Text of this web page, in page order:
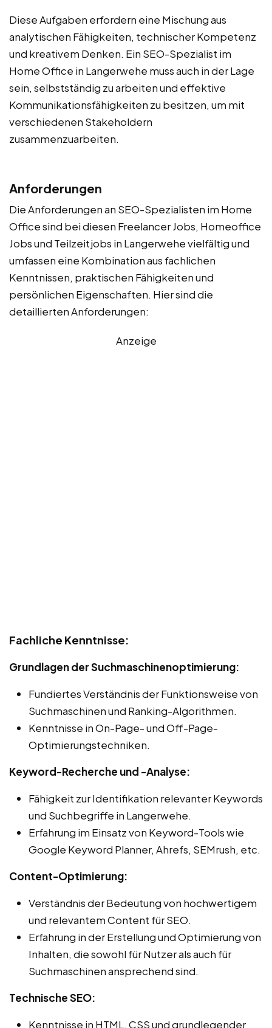
Diese Aufgaben erfordern eine Mischung aus
analytischen Fähigkeiten, technischer Kompetenz
und kreativem Denken. Ein SEO-Spezialist im
Home Office in Langerwehe muss auch in der Lage
sein, selbstständig zu arbeiten und effektive
Kommunikationsfähigkeiten zu besitzen, um mit
verschiedenen Stakeholdern
zusammenzuarbeiten.
Anforderungen
Die Anforderungen an SEO-Spezialisten im Home
Office sind bei diesen Freelancer Jobs, Homeoffice
Jobs und Teilzeitjobs in Langerwehe vielfältig und
umfassen eine Kombination aus fachlichen
Kenntnissen, praktischen Fähigkeiten und
persönlichen Eigenschaften. Hier sind die
detaillierten Anforderungen:
Anzeige
Fachliche Kenntnisse:
Grundlagen der Suchmaschinenoptimierung:
Fundiertes Verständnis der Funktionsweise von
Suchmaschinen und Ranking-Algorithmen.
Kenntnisse in On-Page- und Off-Page-
Optimierungstechniken.
Keyword-Recherche und -Analyse:
Fähigkeit zur Identifikation relevanter Keywords
und Suchbegriffe in Langerwehe.
Erfahrung im Einsatz von Keyword-Tools wie
Google Keyword Planner, Ahrefs, SEMrush, etc.
Content-Optimierung:
Verständnis der Bedeutung von hochwertigem
und relevantem Content für SEO.
Erfahrung in der Erstellung und Optimierung von
Inhalten, die sowohl für Nutzer als auch für
Suchmaschinen ansprechend sind.
Technische SEO:
Kenntnisse in HTML, CSS und grundlegender